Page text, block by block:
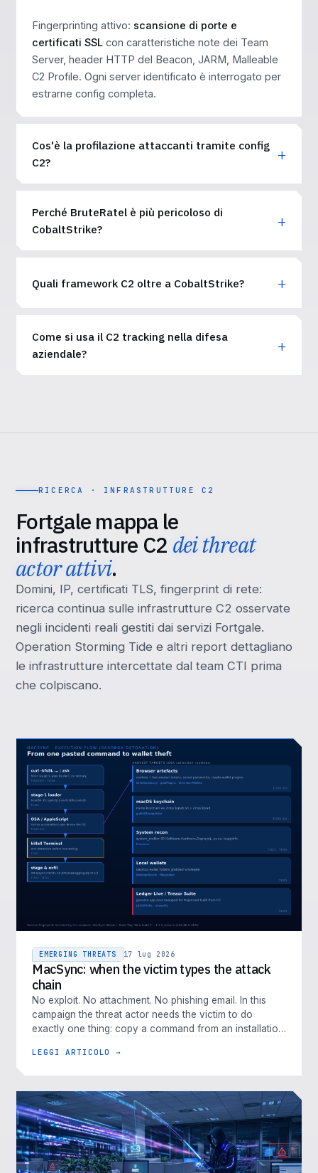
Fingerprinting attivo: scansione di porte e
certificati SSL con caratteristiche note dei Team
Server, header HTTP del Beacon, JARM, Malleable
C2 Profile. Ogni server identificato è interrogato per
estrarne config completa.
Cos'è la profilazione attaccanti tramite config
C2?
Perché BruteRatel è più pericoloso di
CobaltStrike?
Quali framework C2 oltre a CobaltStrike?
Come si usa il C2 tracking nella difesa
aziendale?
RICERCA · INFRASTRUTTURE C2
Fortgale mappa le
infrastrutture C2 dei threat
actor attivi.
Domini, IP, certificati TLS, fingerprint di rete:
ricerca continua sulle infrastrutture C2 osservate
negli incidenti reali gestiti dai servizi Fortgale.
Operation Storming Tide e altri report dettagliano
le infrastrutture intercettate dal team CTI prima
che colpiscano.
EMERGING THREATS 17 lug 2026
MacSync: when the victim types the attack
chain
No exploit. No attachment. No phishing email. In this
campaign the threat actor needs the victim to do
exactly one thing: copy a command from an installation
LEGGI ARTICOLO →